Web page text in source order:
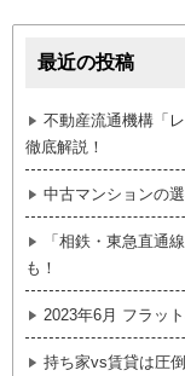
最近の投稿
不動産流通機構「
徹底解説！
中古マンションの
「相鉄・東急直通
も！
2023年6月 フラッ
持ち家vs賃貸は圧